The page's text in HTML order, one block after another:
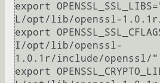
export
L/opt/lib/openssl-
export
I/opt/lib/openssl-
1.0.1r/include/openssl/"
export